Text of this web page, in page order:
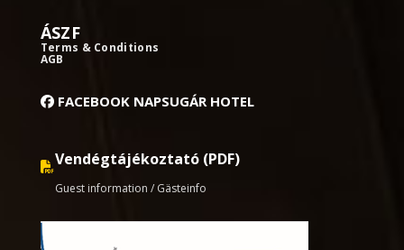
ÁSZF
Terms & Conditions
AGB
FACEBOOK NAPSUGÁR HOTEL
Vendégtájékoztató (PDF)
Guest information / Gästeinfo